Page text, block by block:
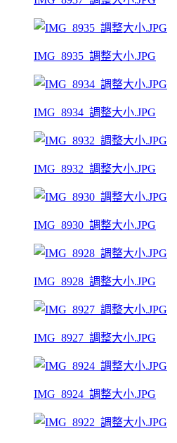
IMG_8935_調整大小.JPG
IMG_8934_調整大小.JPG
IMG_8932_調整大小.JPG
IMG_8930_調整大小.JPG
IMG_8928_調整大小.JPG
IMG_8927_調整大小.JPG
IMG_8924_調整大小.JPG